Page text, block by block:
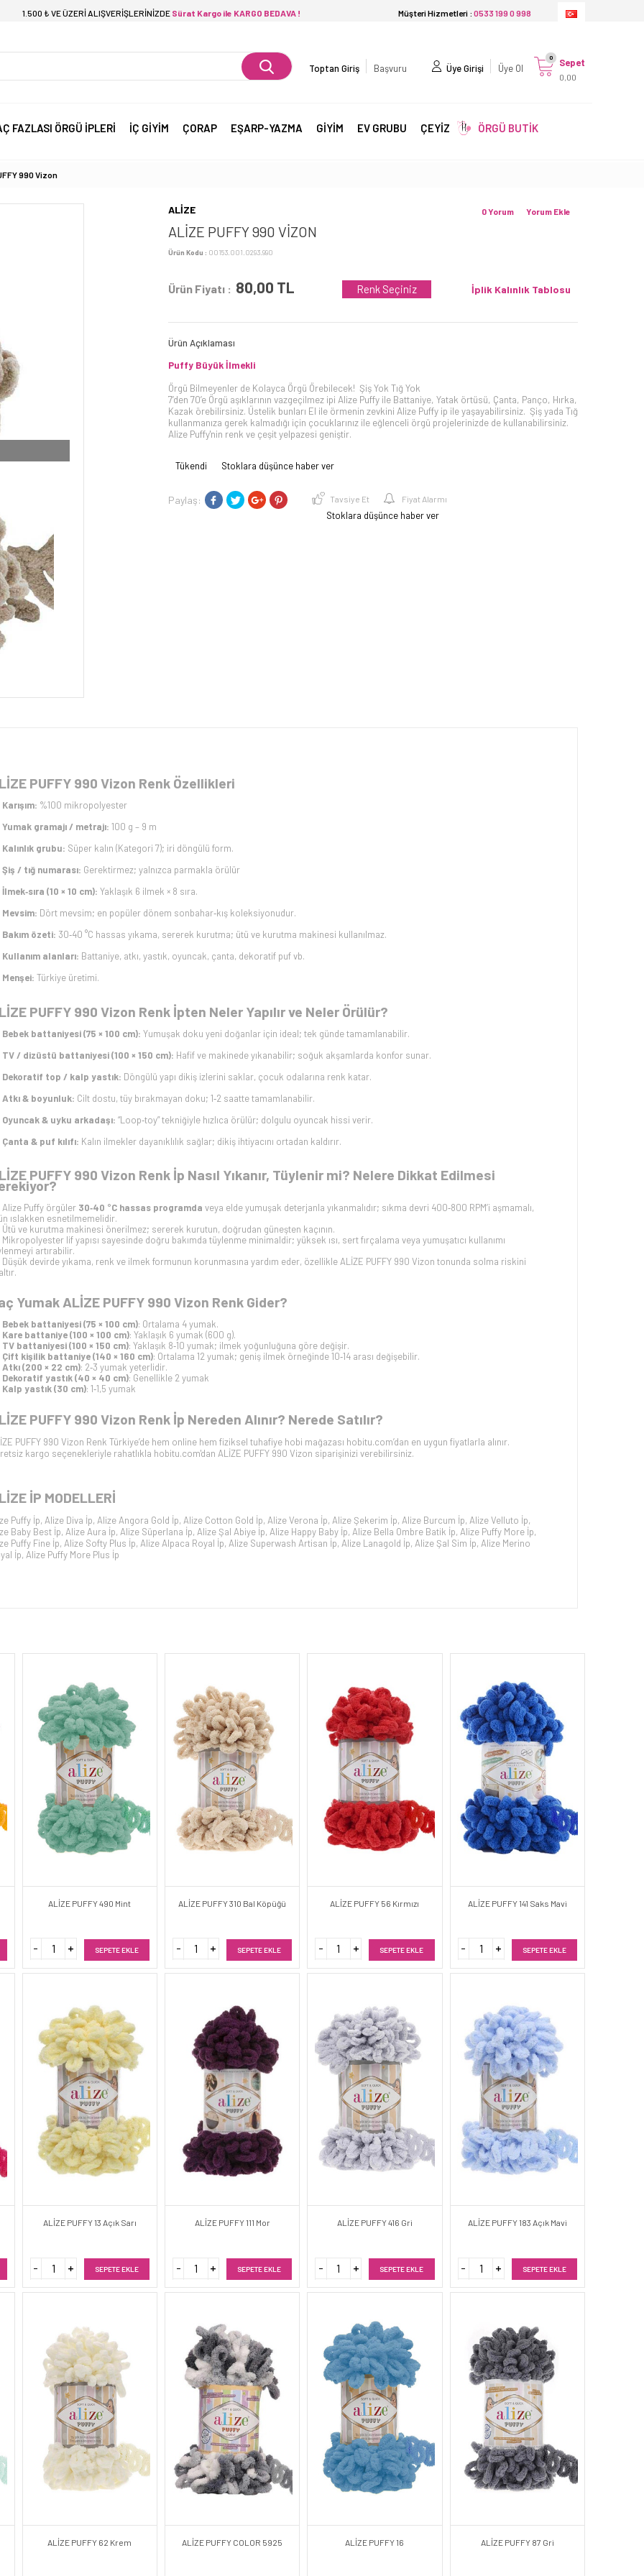
1.500 ₺ VE ÜZERİ ALIŞVERİŞLERİNİZDE Sürat Kargo ile KARGO BEDAVA ! Müşteri Hizmetleri : 0533 199 0 998
Başvuru
Toptan Giriş Üye Girişi Üye Ol Sepet
0,00
0
FAZLASI ÖRGÜ İPLERİ İÇ GİYİM ÇORAP EŞARP-YAZMA GİYİM EV GRUBU ÇEYİZ ÖRGÜ BUTİK
990 Vizon
ALİZE
ALİZE PUFFY 990 VIZON
Ürün Kodu : 00153.001.0293.990
Yorum Ekle
0 Yorum
Ürün Fiyatı : 80,00 TL İplik Kalınlık Tablosu
Renk Seçiniz
Ürün Açıklaması
Puffy Büyük İlmekli
Örgü Bilmeyenler de Kolayca Örgü Örebilecek! Şiş Yok Tığ Yok
7’den 70’e Örgü aşıklarının vazgeçilmez ipi Alize Puffy ile Battaniye, Yatak örtüsü, Çanta, Panço, Hırka,
Kazak örebilirsiniz. Üstelik bunları El ile örmenin zevkini Alize Puffy ip ile yaşayabilirsiniz. Şiş yada Tığ
kullanmanıza gerek kalmadığı için çocuklarınız ile eğlenceli örgü projelerinizde de kullanabilirsiniz.
Alize Puffy'nin renk ve çeşit yelpazesi geniştir.
Tükendi Stoklara düşünce haber ver
Paylaş: Tavsiye Et Fiyat Alarmı
Stoklara düşünce haber ver
PUFFY 990 Vizon Renk Özellikleri
Karışım: %100 mikropolyester
Yumak gramajı / metrajı: 100 g – 9 m
Kalınlık grubu: Süper kalın (Kategori 7); iri döngülü form.
Şiş / tığ numarası: Gerektirmez; yalnızca parmakla örülür
İlmek‑sıra (10 × 10 cm): Yaklaşık 6 ilmek × 8 sıra.
Mevsim: Dört mevsim; en popüler dönem sonbahar‑kış koleksiyonudur.
Bakım özeti: 30‑40 °C hassas yıkama, sererek kurutma; ütü ve kurutma makinesi kullanılmaz.
Kullanım alanları: Battaniye, atkı, yastık, oyuncak, çanta, dekoratif puf vb.
Menşei: Türkiye üretimi.
PUFFY 990 Vizon Renk İpten Neler Yapılır ve Neler Örülür?
Bebek battaniyesi (75 × 100 cm): Yumuşak doku yeni doğanlar için ideal; tek günde tamamlanabilir.
TV / dizüstü battaniyesi (100 × 150 cm): Hafif ve makinede yıkanabilir; soğuk akşamlarda konfor sunar.
Dekoratif top / kalp yastık: Döngülü yapı dikiş izlerini saklar, çocuk odalarına renk katar.
Atkı & boyunluk: Cilt dostu, tüy bırakmayan doku; 1‑2 saatte tamamlanabilir.
Oyuncak & uyku arkadaşı: “Loop‑toy” tekniğiyle hızlıca örülür; dolgulu oyuncak hissi verir.
Çanta & puf kılıfı: Kalın ilmekler dayanıklılık sağlar; dikiş ihtiyacını ortadan kaldırır.
PUFFY 990 Vizon Renk İp Nasıl Yıkanır, Tüylenir mi? Nelere Dikkat Edilmesi
Alize Puffy örgüler 30‑40 °C hassas programda veya elde yumuşak deterjanla yıkanmalıdır; sıkma devri 400‑800 RPM’i aşmamalı,
ıslakken esnetilmemelidir.
Ütü ve kurutma makinesi önerilmez; sererek kurutun, doğrudan güneşten kaçının.
Mikropolyester lif yapısı sayesinde doğru bakımda tüylenme minimaldir; yüksek ısı, sert fırçalama veya yumuşatıcı kullanımı
artırabilir.
Düşük devirde yıkama, renk ve ilmek formunun korunmasına yardım eder, özellikle ALİZE PUFFY 990 Vizon tonunda solma riskini
Yumak ALİZE PUFFY 990 Vizon Renk Gider?
Bebek battaniyesi (75 × 100 cm): Ortalama 4 yumak.
Kare battaniye (100 × 100 cm): Yaklaşık 6 yumak (600 g).
TV battaniyesi (100 × 150 cm): Yaklaşık 8‑10 yumak; ilmek yoğunluğuna göre değişir.
Çift kişilik battaniye (140 × 160 cm): Ortalama 12 yumak; geniş ilmek örneğinde 10‑14 arası değişebilir.
Atkı (200 × 22 cm): 2‑3 yumak yeterlidir.
Dekoratif yastık (40 × 40 cm): Genellikle 2 yumak
Kalp yastık (30 cm): 1‑1,5 yumak
PUFFY 990 Vizon Renk İp Nereden Alınır? Nerede Satılır?
PUFFY 990 Vizon Renk Türkiye’de hem online hem fiziksel tuhafiye hobi mağazası hobitu.com’dan en uygun fiyatlarla alınır.
kargo seçenekleriyle rahatlıkla hobitu.com'dan ALİZE PUFFY 990 Vizon siparişinizi verebilirsiniz.
İP MODELLERİ
Puffy İp, Alize Diva İp, Alize Angora Gold İp, Alize Cotton Gold İp, Alize Verona İp, Alize Şekerim İp, Alize Burcum İp, Alize Velluto İp,
Baby Best İp, Alize Aura İp, Alize Süperlana İp, Alize Şal Abiye İp, Alize Happy Baby İp, Alize Bella Ombre Batik İp, Alize Puffy More İp,
Puffy Fine İp, Alize Softy Plus İp, Alize Alpaca Royal İp, Alize Superwash Artisan İp, Alize Lanagold İp, Alize Şal Sim İp, Alize Merino
İp, Alize Puffy More Plus İp
ALİZE PUFFY 490 Mint
SEPETE EKLE
ALİZE PUFFY 310 Bal Köpüğü
SEPETE EKLE
ALİZE PUFFY 56 Kırmızı
SEPETE EKLE
ALİZE PUFFY 141 Saks Mavi
SEPETE EKLE
ALİZE PUFFY 13 Açık Sarı
SEPETE EKLE
ALİZE PUFFY 111 Mor
SEPETE EKLE
ALİZE PUFFY 416 Gri
SEPETE EKLE
ALİZE PUFFY 183 Açık Mavi
SEPETE EKLE
ALİZE PUFFY 62 Krem ALİZE PUFFY COLOR 5925 ALİZE PUFFY 16 ALİZE PUFFY 87 Gri